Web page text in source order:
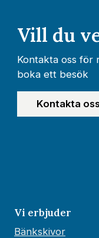
Vill du
Kontakta oss för
boka ett besök
Kontakta
Vi erbjuder
Bänkskivor